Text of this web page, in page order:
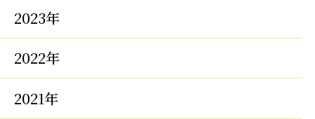
2023年
2022年
2021年